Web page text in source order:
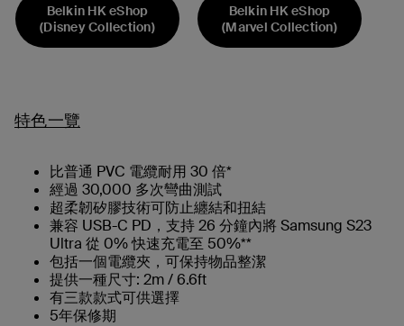
Belkin HK eShop
(Disney Collection)
Belkin HK eShop
(Marvel Collection)
特色一覽
比普通 PVC 電纜耐用 30 倍*
經過 30,000 多次彎曲測試
超柔韌矽膠技術可防止纏結和扭結
兼容 USB-C PD，支持 26 分鐘內將 Samsung S23
Ultra 從 0% 快速充電至 50%**
包括一個電纜夾，可保持物品整潔
提供一種尺寸: 2m / 6.6ft
有三款款式可供選擇
5年保修期